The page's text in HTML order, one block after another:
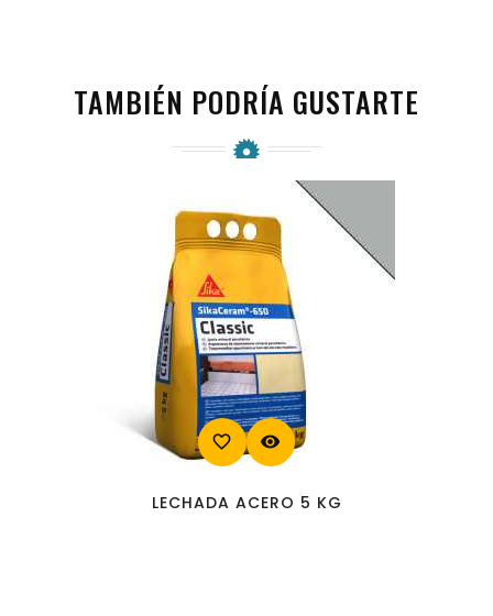
TAMBIÉN PODRÍA GUSTARTE
favorite_border visibility
LECHADA ACERO 5 KG